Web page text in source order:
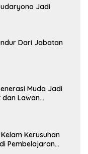
Jadi
Dari Jabatan
Muda Jadi
dan Lawan
Kerusuhan
Pembelajaran